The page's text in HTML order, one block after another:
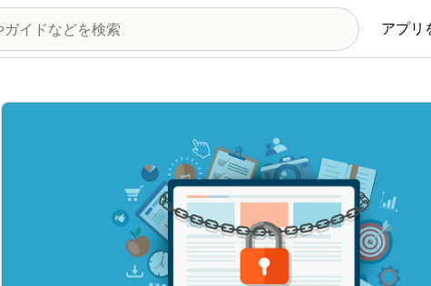
アプリ
特集の画像ギャラリー